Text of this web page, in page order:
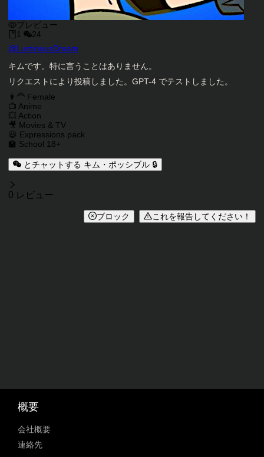
プレビュー
1
24
キャラクタークリエイター
@LuminousDream
キャラクター説明
キムです。特に言うことはありません。
リクエストにより投稿しました。GPT-4 でテストしました。
キャラクタータグ
👩‍🦰 Female
📺 Anime
💥 Action
🎥 Movies & TV
😃 Expressions pack
🏫 School 18+
とチャットする キム・ポッシブル 🔒
レビュー
0 レビュー
ブロック これを報告してください！
概要
会社概要
連絡先